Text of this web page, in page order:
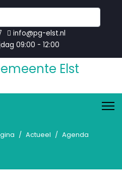
...
info@pg-elst.nl
09:00 - 12:00
Actueel
Agenda